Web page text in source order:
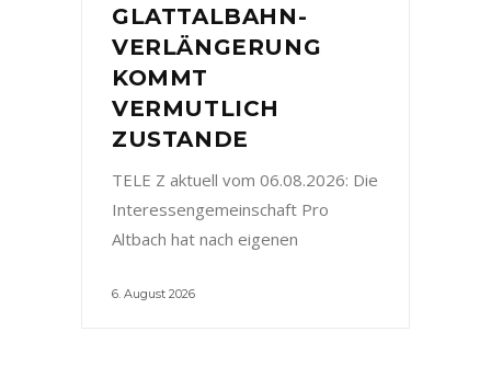
GLATTALBAHN-
VERLÄNGERUNG
KOMMT
VERMUTLICH
ZUSTANDE
TELE Z aktuell vom 06.08.2026: Die
Interessengemeinschaft Pro
Altbach hat nach eigenen
6. August 2026